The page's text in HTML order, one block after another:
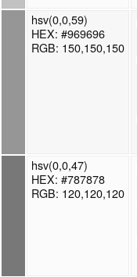
hsv(0,0,59)
HEX: #969696
RGB: 150,150,150
hsv(0,0,47)
HEX: #787878
RGB: 120,120,120